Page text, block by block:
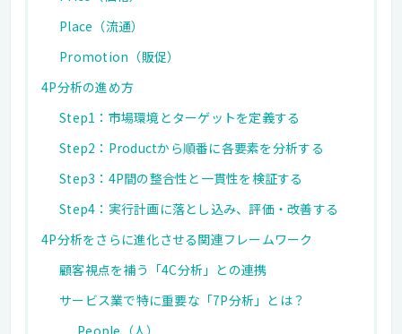
Place（流通）
Promotion（販促）
4P分析の進め方
Step1：市場環境とターゲットを定義する
Step2：Productから順番に各要素を分析する
Step3：4P間の整合性と一貫性を検証する
Step4：実行計画に落とし込み、評価・改善する
4P分析をさらに進化させる関連フレームワーク
顧客視点を補う「4C分析」との連携
サービス業で特に重要な「7P分析」とは？
People（人）